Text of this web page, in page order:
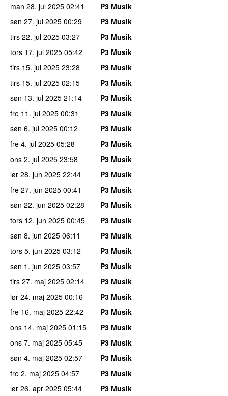
man 28. jul 2025 02:41
P3 Musik
søn 27. jul 2025 00:29
P3 Musik
tirs 22. jul 2025 03:27
P3 Musik
tors 17. jul 2025 05:42
P3 Musik
tirs 15. jul 2025 23:28
P3 Musik
tirs 15. jul 2025 02:15
P3 Musik
søn 13. jul 2025 21:14
P3 Musik
fre 11. jul 2025 00:31
P3 Musik
søn 6. jul 2025 00:12
P3 Musik
fre 4. jul 2025 05:28
P3 Musik
ons 2. jul 2025 23:58
P3 Musik
lør 28. jun 2025 22:44
P3 Musik
fre 27. jun 2025 00:41
P3 Musik
søn 22. jun 2025 02:28
P3 Musik
tors 12. jun 2025 00:45
P3 Musik
søn 8. jun 2025 06:11
P3 Musik
tors 5. jun 2025 03:12
P3 Musik
søn 1. jun 2025 03:57
P3 Musik
tirs 27. maj 2025 02:14
P3 Musik
lør 24. maj 2025 00:16
P3 Musik
fre 16. maj 2025 22:42
P3 Musik
ons 14. maj 2025 01:15
P3 Musik
ons 7. maj 2025 05:45
P3 Musik
søn 4. maj 2025 02:57
P3 Musik
fre 2. maj 2025 04:57
P3 Musik
lør 26. apr 2025 05:44
P3 Musik